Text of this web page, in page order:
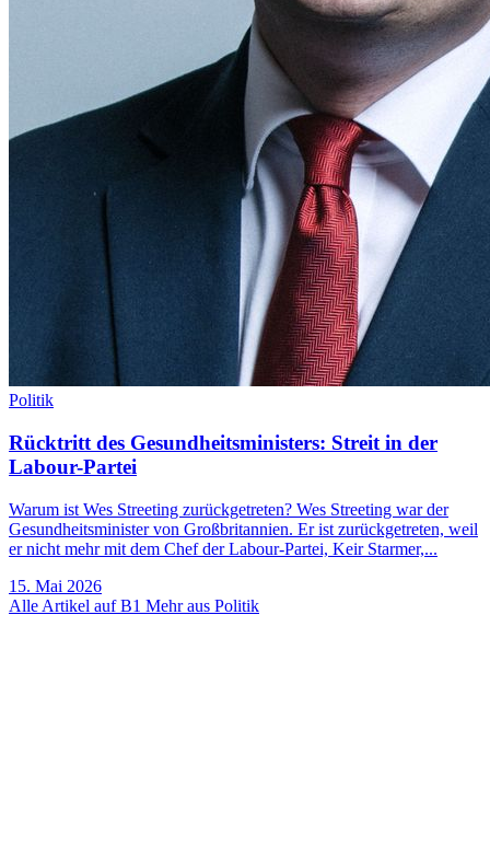
Politik
Rücktritt des Gesundheitsministers: Streit in der
Labour-Partei
Warum ist Wes Streeting zurückgetreten? Wes Streeting war der
Gesundheitsminister von Großbritannien. Er ist zurückgetreten, weil
er nicht mehr mit dem Chef der Labour-Partei, Keir Starmer,...
15. Mai 2026
Alle Artikel auf B1 Mehr aus Politik